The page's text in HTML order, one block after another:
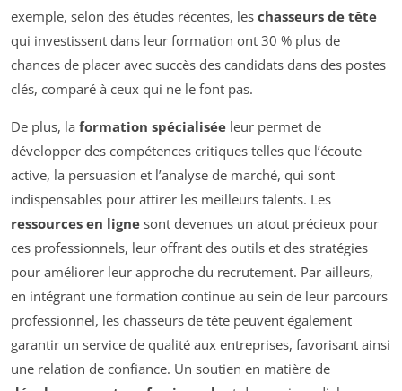
exemple, selon des études récentes, les chasseurs de tête
qui investissent dans leur formation ont 30 % plus de
chances de placer avec succès des candidats dans des postes
clés, comparé à ceux qui ne le font pas.
De plus, la formation spécialisée leur permet de
développer des compétences critiques telles que l’écoute
active, la persuasion et l’analyse de marché, qui sont
indispensables pour attirer les meilleurs talents. Les
ressources en ligne sont devenues un atout précieux pour
ces professionnels, leur offrant des outils et des stratégies
pour améliorer leur approche du recrutement. Par ailleurs,
en intégrant une formation continue au sein de leur parcours
professionnel, les chasseurs de tête peuvent également
garantir un service de qualité aux entreprises, favorisant ainsi
une relation de confiance. Un soutien en matière de